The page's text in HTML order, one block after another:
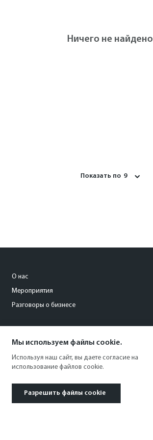
Ничего не найдено
Показать по 9
О нас
Мероприятия
Разговоры о бизнесе
+7 (495) 797-69-70
Мы используем файлы cookie.
Используя наш сайт, вы даете согласие на
использование файлов cookie.
Разрешить файлы cookie